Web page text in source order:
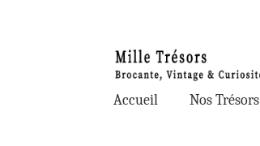
à
la
navigation
au
contenu
Accueil Nos Trésors